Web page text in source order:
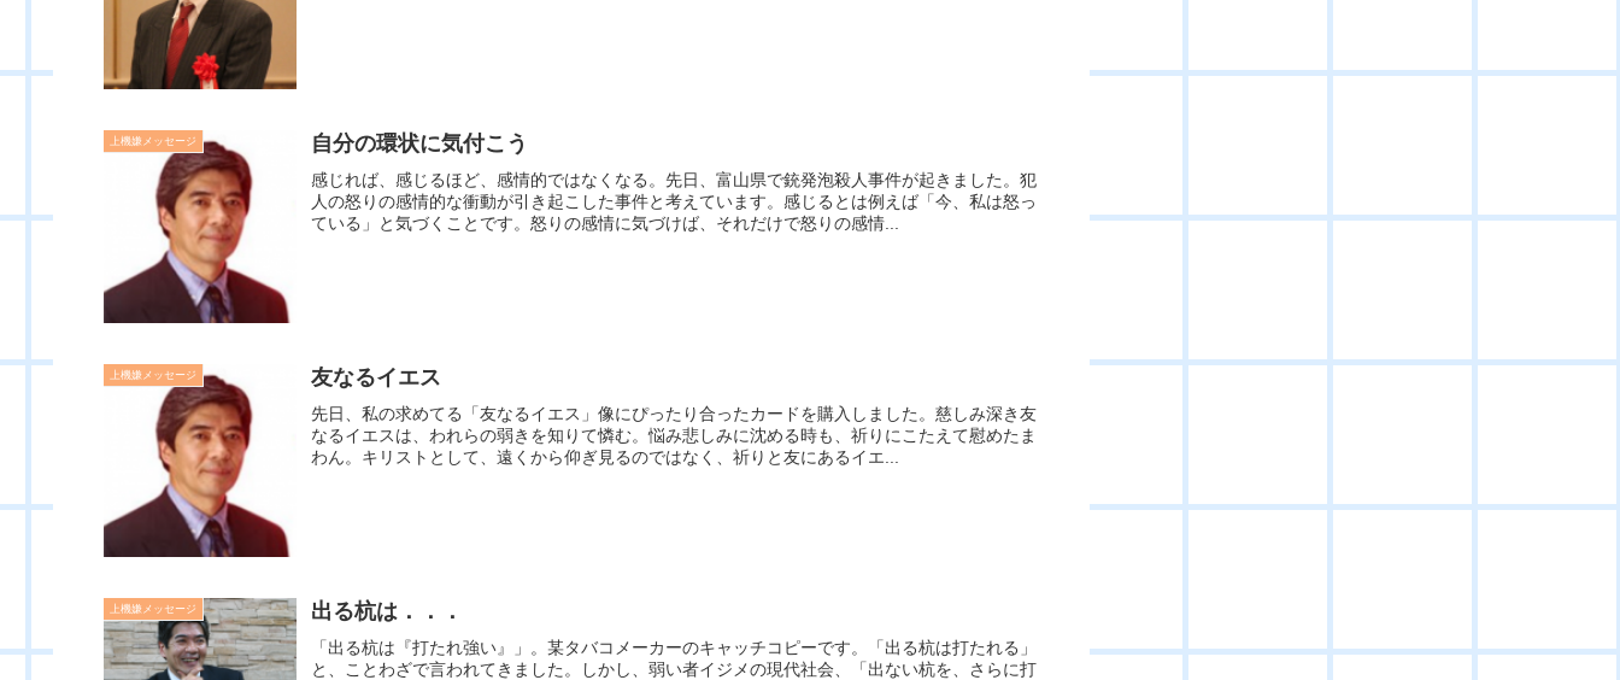
上機嫌メッセージ 自分の環状に気付こう
感じれば、感じるほど、感情的ではなくなる。先日、富山県で銃発泡殺人事件が起きました。犯
人の怒りの感情的な衝動が引き起こした事件と考えています。感じるとは例えば「今、私は怒っ
ている」と気づくことです。怒りの感情に気づけば、それだけで怒りの感情...
上機嫌メッセージ 友なるイエス
先日、私の求めてる「友なるイエス」像にぴったり合ったカードを購入しました。慈しみ深き友
なるイエスは、われらの弱きを知りて憐む。悩み悲しみに沈める時も、祈りにこたえて慰めたま
わん。キリストとして、遠くから仰ぎ見るのではなく、祈りと友にあるイエ...
上機嫌メッセージ 出る杭は．．．
「出る杭は『打たれ強い』」。某タバコメーカーのキャッチコピーです。「出る杭は打たれる」
と、ことわざで言われてきました。しかし、弱い者イジメの現代社会、「出ない杭を、さらに打